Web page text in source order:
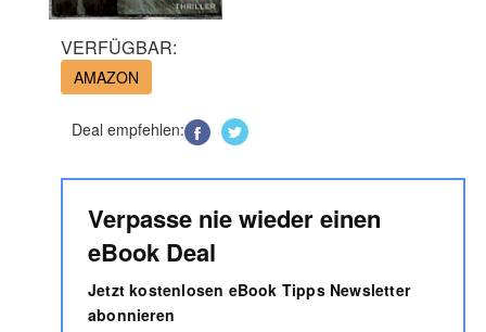
VERFÜGBAR:
AMAZON
Deal empfehlen:
Verpasse nie wieder einen
eBook Deal
Jetzt kostenlosen eBook Tipps Newsletter
abonnieren